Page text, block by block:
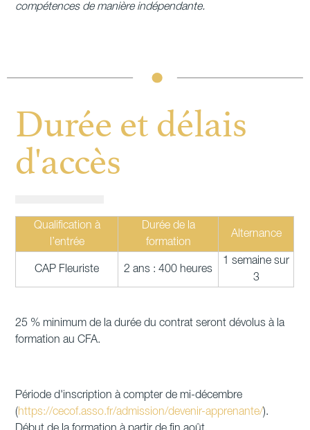
compétences de manière indépendante.
Durée et délais
d'accès
Qualification à
l’entrée
Durée de la
formation
Alternance
CAP Fleuriste 2 ans : 400 heures
1 semaine sur
3
25 % minimum de la durée du contrat seront dévolus à la
formation au CFA.
Période d'inscription à compter de mi-décembre
( https://cecof.asso.fr/admission/devenir-apprenante/).